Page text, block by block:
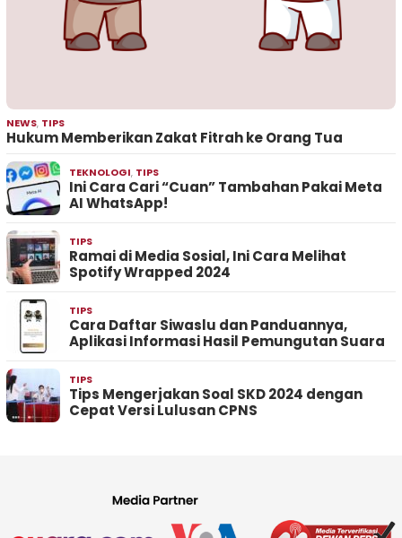
NEWS, TIPS
Hukum Memberikan Zakat Fitrah ke Orang Tua
TEKNOLOGI, TIPS
Ini Cara Cari “Cuan” Tambahan Pakai Meta
AI WhatsApp!
TIPS
Ramai di Media Sosial, Ini Cara Melihat
Spotify Wrapped 2024
TIPS
Cara Daftar Siwaslu dan Panduannya,
Aplikasi Informasi Hasil Pemungutan Suara
TIPS
Tips Mengerjakan Soal SKD 2024 dengan
Cepat Versi Lulusan CPNS